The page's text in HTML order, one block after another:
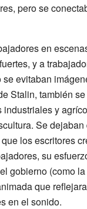
pero se
en
y a
evitaban
Stalin, también
y
Se
los escritores
su
gobierno (como
que
en el sonido.